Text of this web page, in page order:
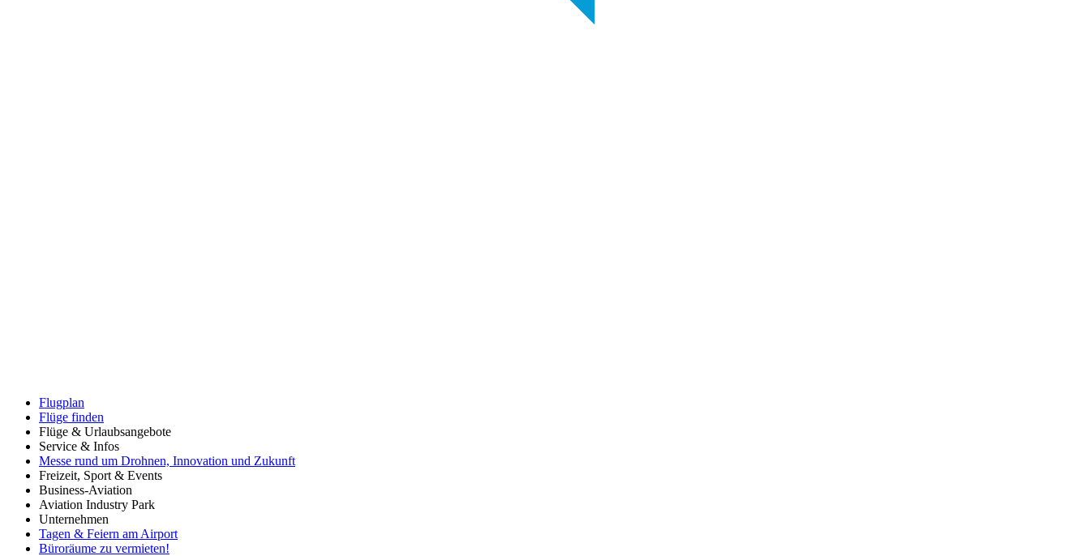
Flugplan
Flüge finden
Flüge & Urlaubsangebote
Service & Infos
Messe rund um Drohnen, Innovation und Zukunft
Freizeit, Sport & Events
Business-Aviation
Aviation Industry Park
Unternehmen
Tagen & Feiern am Airport
Büroräume zu vermieten!